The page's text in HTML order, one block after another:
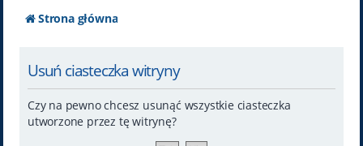
Strona główna
Usuń ciasteczka witryny
Czy na pewno chcesz usunąć wszystkie ciasteczka
utworzone przez tę witrynę?